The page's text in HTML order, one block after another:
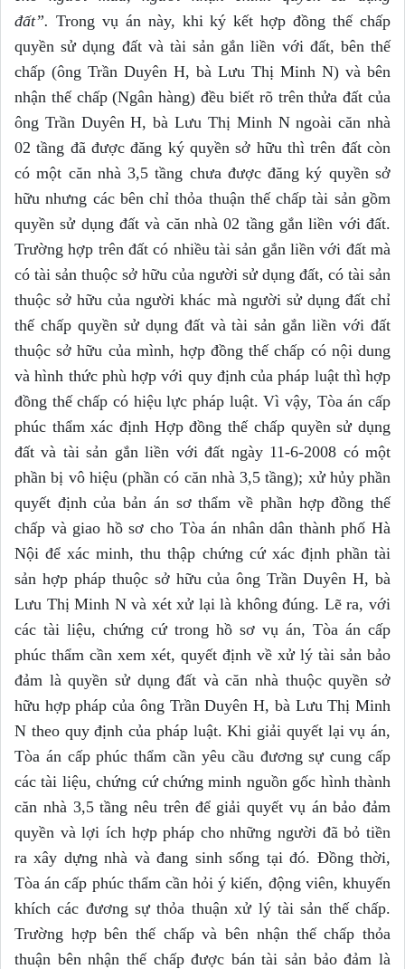
đất”. Trong vụ án này, khi ký kết hợp đồng thế chấp
quyền sử dụng đất và tài sản gắn liền với đất, bên thế
chấp (ông Trần Duyên H, bà Lưu Thị Minh N) và bên
nhận thế chấp (Ngân hàng) đều biết rõ trên thửa đất của
ông Trần Duyên H, bà Lưu Thị Minh N ngoài căn nhà
02 tầng đã được đăng ký quyền sở hữu thì trên đất còn
có một căn nhà 3,5 tầng chưa được đăng ký quyền sở
hữu nhưng các bên chỉ thỏa thuận thế chấp tài sản gồm
quyền sử dụng đất và căn nhà 02 tầng gắn liền với đất.
Trường hợp trên đất có nhiều tài sản gắn liền với đất mà
có tài sản thuộc sở hữu của người sử dụng đất, có tài sản
thuộc sở hữu của người khác mà người sử dụng đất chỉ
thế chấp quyền sử dụng đất và tài sản gắn liền với đất
thuộc sở hữu của mình, hợp đồng thế chấp có nội dung
và hình thức phù hợp với quy định của pháp luật thì hợp
đồng thế chấp có hiệu lực pháp luật. Vì vậy, Tòa án cấp
phúc thẩm xác định Hợp đồng thế chấp quyền sử dụng
đất và tài sản gắn liền với đất ngày 11-6-2008 có một
phần bị vô hiệu (phần có căn nhà 3,5 tầng); xử hủy phần
quyết định của bản án sơ thẩm về phần hợp đồng thế
chấp và giao hồ sơ cho Tòa án nhân dân thành phố Hà
Nội để xác minh, thu thập chứng cứ xác định phần tài
sản hợp pháp thuộc sở hữu của ông Trần Duyên H, bà
Lưu Thị Minh N và xét xử lại là không đúng. Lẽ ra, với
các tài liệu, chứng cứ trong hồ sơ vụ án, Tòa án cấp
phúc thẩm cần xem xét, quyết định về xử lý tài sản bảo
đảm là quyền sử dụng đất và căn nhà thuộc quyền sở
hữu hợp pháp của ông Trần Duyên H, bà Lưu Thị Minh
N theo quy định của pháp luật. Khi giải quyết lại vụ án,
Tòa án cấp phúc thẩm cần yêu cầu đương sự cung cấp
các tài liệu, chứng cứ chứng minh nguồn gốc hình thành
căn nhà 3,5 tầng nêu trên để giải quyết vụ án bảo đảm
quyền và lợi ích hợp pháp cho những người đã bỏ tiền
ra xây dựng nhà và đang sinh sống tại đó. Đồng thời,
Tòa án cấp phúc thẩm cần hỏi ý kiến, động viên, khuyến
khích các đương sự thỏa thuận xử lý tài sản thế chấp.
Trường hợp bên thế chấp và bên nhận thế chấp thỏa
thuận bên nhận thế chấp được bán tài sản bảo đảm là